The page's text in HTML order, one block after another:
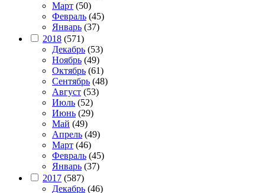
Март (50)
Февраль (45)
Январь (37)
2018 (571)
Декабрь (53)
Ноябрь (49)
Октябрь (61)
Сентябрь (48)
Август (53)
Июль (52)
Июнь (29)
Май (49)
Апрель (49)
Март (46)
Февраль (45)
Январь (37)
2017 (587)
Декабрь (46)